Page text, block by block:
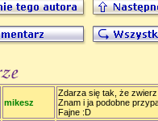
mikesz
Zdarza się tak, że
Znam i ja podobne
Fajne :D